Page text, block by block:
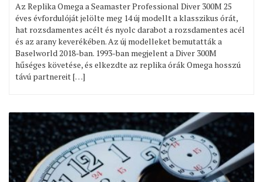
Az Replika Omega a Seamaster Professional Diver 300M 25
éves évfordulóját jelölte meg 14 új modellt a klasszikus órát,
hat rozsdamentes acélt és nyolc darabot a rozsdamentes acél
és az arany keverékében. Az új modelleket bemutatták a
Baselworld 2018-ban. 1993-ban megjelent a Diver 300M
hűséges követése, és elkezdte az replika órák Omega hosszú
távú partnereit […]